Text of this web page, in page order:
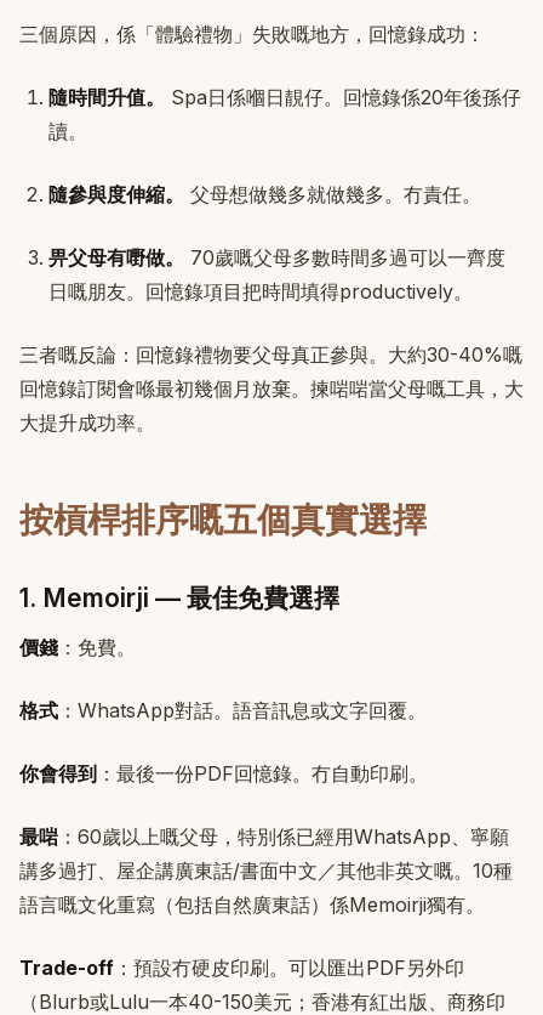
三個原因，係「體驗禮物」失敗嘅地方，回憶錄成功：
隨時間升值。
Spa日係嗰日靚仔。回憶錄係20年後孫仔
讀。
隨參與度伸縮。 父母想做幾多就做幾多。冇責任。
畀父母有嘢做。
70歲嘅父母多數時間多過可以一齊度
日嘅朋友。回憶錄項目把時間填得productively。
三者嘅反論：回憶錄禮物要父母真正參與。大約30-40%嘅
回憶錄訂閱會喺最初幾個月放棄。揀啱啱當父母嘅工具，大
大提升成功率。
按槓桿排序嘅五個真實選擇
1. Memoirji — 最佳免費選擇
價錢 ：免費。
格式 ：WhatsApp對話。語音訊息或文字回覆。
你會得到 ：最後一份PDF回憶錄。冇自動印刷。
最啱 ：60歲以上嘅父母，特別係已經用WhatsApp、寧願
講多過打、屋企講廣東話/書面中文／其他非英文嘅。10種
語言嘅文化重寫（包括自然廣東話）係Memoirji獨有。
Trade-off ：預設冇硬皮印刷。可以匯出PDF另外印
（Blurb或Lulu一本40-150美元；香港有紅出版、商務印